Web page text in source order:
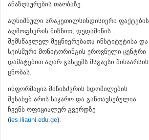
ანაზღაურების თაობაზე.
აღნიშნული არაკეთილსინდისიერი ფაქტების
აღმოფხვრის მიზნით, დედამიწის
შემსწავლელ მეცნიერებათა ინსტიტუტისა და
სეისმური მონიტორინგის ეროვნული ცენტრი
დამატებით აღარ გასცემს მსგავსი შინაარსის
ცნობას.
ინფორმაცია მიწისძვრის ხდომილების
შესახებ არის საჯარო და განთავსებულია
ჩვენს ოფიციალურ გვერდზე
(ies.iliauni.edu.ge).